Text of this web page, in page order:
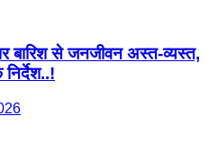
बारिश से जनजीवन अस्त-व्यस्त,
निर्देश..!